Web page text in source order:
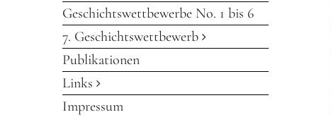
Geschichtswettbewerbe No. 1 bis 6
7. Geschichtswettbewerb
Publikationen
Links
Impressum